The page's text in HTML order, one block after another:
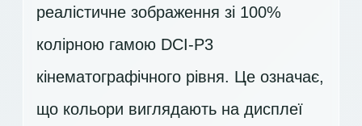
реалістичне зображення зі 100%
колірною гамою DCI-P3
кінематографічного рівня. Це означає,
що кольори виглядають на дисплеї